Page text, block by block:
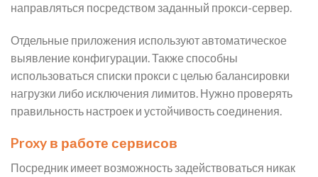
направляться посредством заданный прокси-сервер.
Отдельные приложения используют автоматическое
выявление конфигурации. Также способны
использоваться списки прокси с целью балансировки
нагрузки либо исключения лимитов. Нужно проверять
правильность настроек и устойчивость соединения.
Proxy в работе сервисов
Посредник имеет возможность задействоваться никак